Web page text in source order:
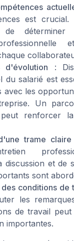
est
de
d'évolution :
du salarié est
avec les
Un
renforcer
trame claire
discussion et de
sont
conditions de
les
de travail
importantes.